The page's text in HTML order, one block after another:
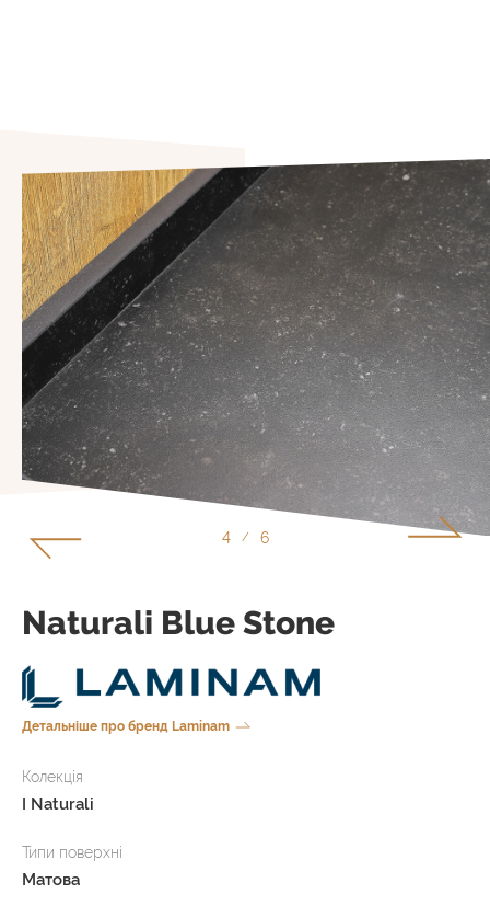
4 / 6
Naturali Blue Stone
Детальніше про бренд Laminam
Колекція
I Naturali
Типи поверхні
Матова